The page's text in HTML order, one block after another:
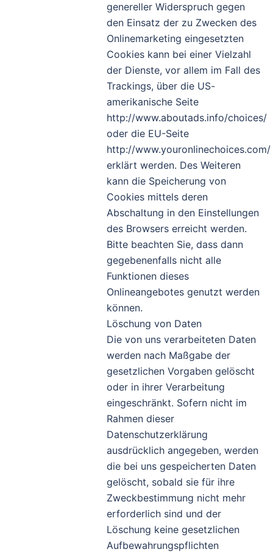
genereller Widerspruch gegen
den Einsatz der zu Zwecken des
Onlinemarketing eingesetzten
Cookies kann bei einer Vielzahl
der Dienste, vor allem im Fall des
Trackings, über die US-
amerikanische Seite
http://www.aboutads.info/choices/
oder die EU-Seite
http://www.youronlinechoices.com/
erklärt werden. Des Weiteren
kann die Speicherung von
Cookies mittels deren
Abschaltung in den Einstellungen
des Browsers erreicht werden.
Bitte beachten Sie, dass dann
gegebenenfalls nicht alle
Funktionen dieses
Onlineangebotes genutzt werden
können.
Löschung von Daten
Die von uns verarbeiteten Daten
werden nach Maßgabe der
gesetzlichen Vorgaben gelöscht
oder in ihrer Verarbeitung
eingeschränkt. Sofern nicht im
Rahmen dieser
Datenschutzerklärung
ausdrücklich angegeben, werden
die bei uns gespeicherten Daten
gelöscht, sobald sie für ihre
Zweckbestimmung nicht mehr
erforderlich sind und der
Löschung keine gesetzlichen
Aufbewahrungspflichten